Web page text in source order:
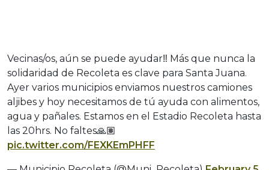
Vecinas/os, aún se puede ayudar‼️ Más que nunca la
solidaridad de Recoleta es clave para Santa Juana.
Ayer varios municipios enviamos nuestros camiones
aljibes y hoy necesitamos de tú ayuda con alimentos,
agua y pañales. Estamos en el Estadio Recoleta hasta
las 20hrs. No faltes🙏🏽
pic.twitter.com/FEXKEmPHFF